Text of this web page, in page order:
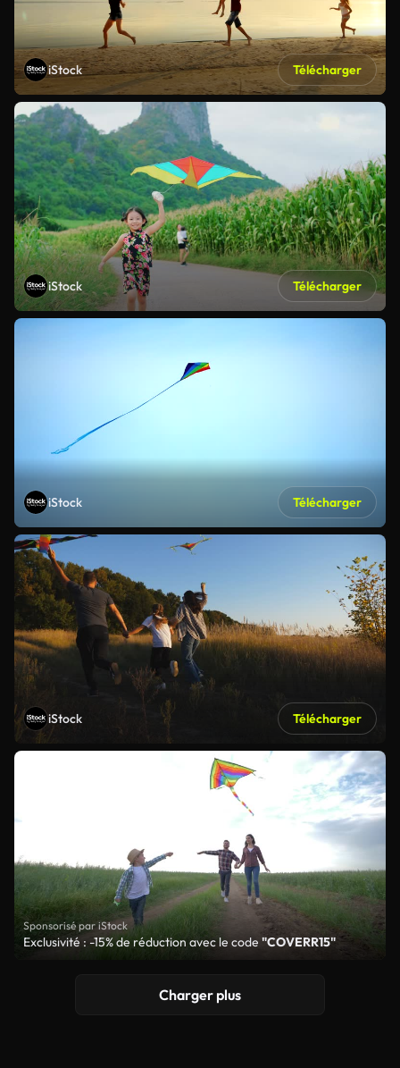
iStock Télécharger
iStock Télécharger
iStock Télécharger
iStock Télécharger
Sponsorisé par iStock
Exclusivité : -15% de réduction avec le code "COVERR15"
Charger plus